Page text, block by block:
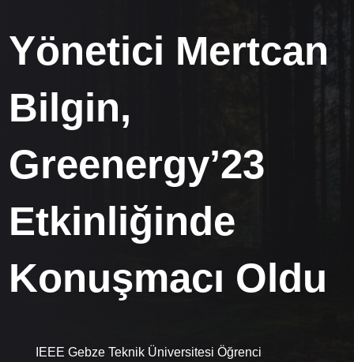
Yönetici Mertcan
Bilgin,
Greenergy’23
Etkinliğinde
Konuşmacı Oldu
IEEE Gebze Teknik Üniversitesi Öğrenci